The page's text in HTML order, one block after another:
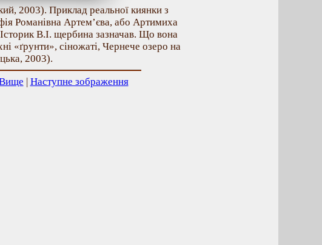
2003). Приклад реальної киянки з
Романівна Артем’єва, або Артимиха
В.І. щербина зазначав. Що вона
«ґрунти», сіножаті, Чернече озеро на
2003).
| Наступне зображення